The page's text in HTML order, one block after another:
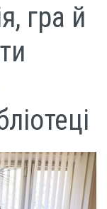
гра й